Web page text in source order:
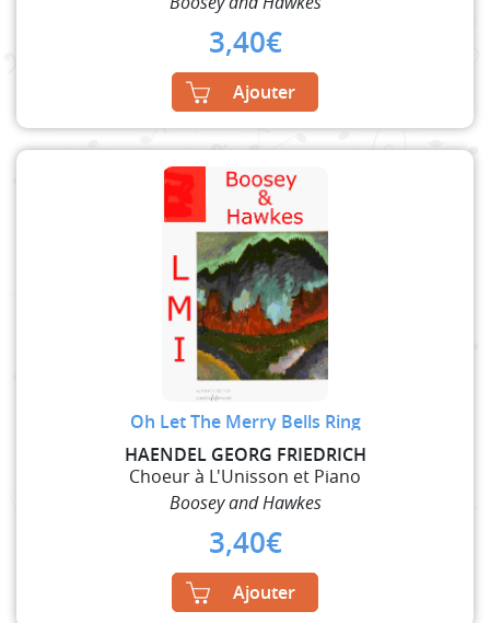
3,40€
Ajouter
Oh Let The Merry Bells Ring
HAENDEL GEORG FRIEDRICH
Choeur à L'Unisson et Piano
Boosey and Hawkes
3,40€
Ajouter